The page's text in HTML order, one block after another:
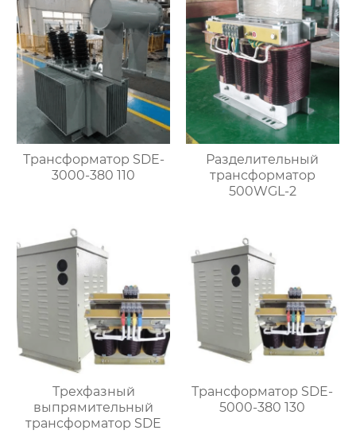
Трансформатор SDE-
3000-380 110
Разделительный
трансформатор
500WGL-2
Трехфазный
выпрямительный
трансформатор SDE
Трансформатор SDE-
5000-380 130